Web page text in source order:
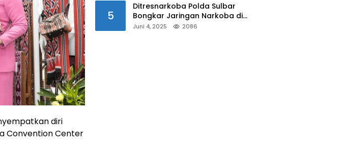
diri
Convention Center
5
Ditresnarkoba Polda Sulbar
Bongkar Jaringan Narkoba di
Mamuju, Dua Pria Ditangkap! Jejak
Juni 4, 2025 2086